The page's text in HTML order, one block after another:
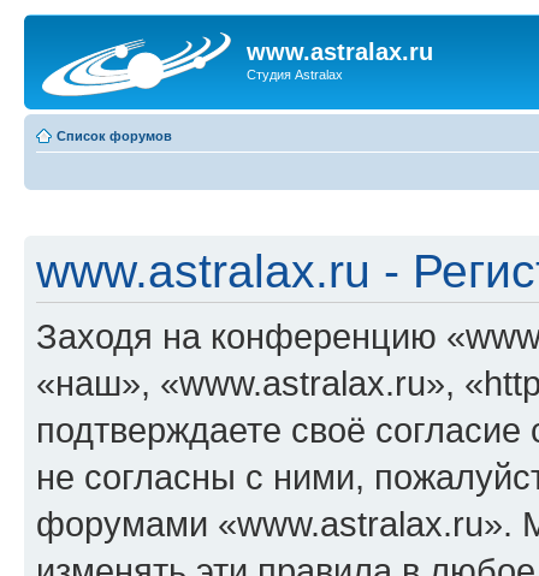
www.astralax.ru
Студия Astralax
Список форумов
www.astralax.ru -
Заходя на конференцию
«наш», «www.astralax.ru»,
подтверждаете своё
не согласны с ними,
форумами «www.astralax.ru».